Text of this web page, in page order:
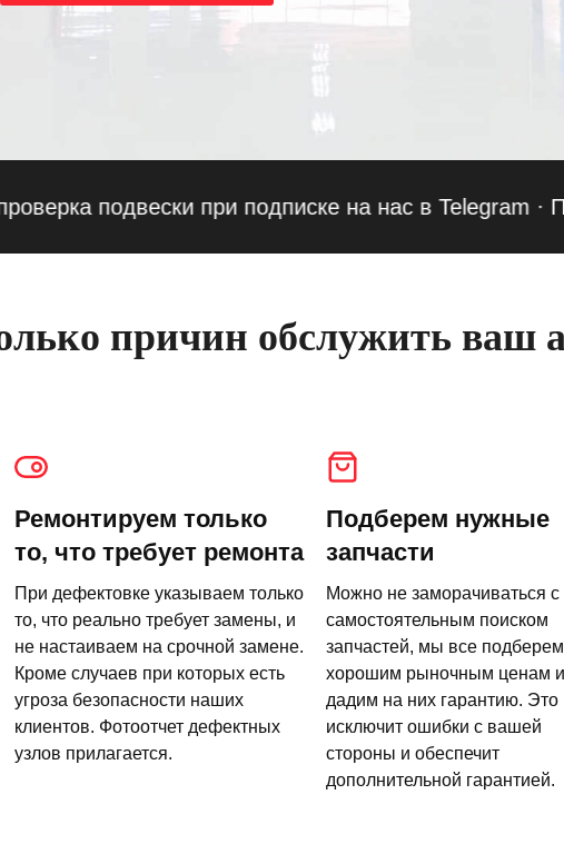
подвески при подписке на нас в Telegram·
причин обслужить ваш
Ремонтируем только
то, что требует ремонта
При дефектовке указываем только
то, что реально требует замены, и
не настаиваем на срочной замене.
Кроме случаев при которых есть
угроза безопасности наших
клиентов. Фотоотчет дефектных
узлов прилагается.
Подберем нужные
запчасти
Можно не заморачиваться с
самостоятельным поиском
запчастей, мы все
хорошим рыночным ценам
дадим на них гарантию. Это
исключит ошибки с вашей
стороны и обеспечит
дополнительной гарантией.